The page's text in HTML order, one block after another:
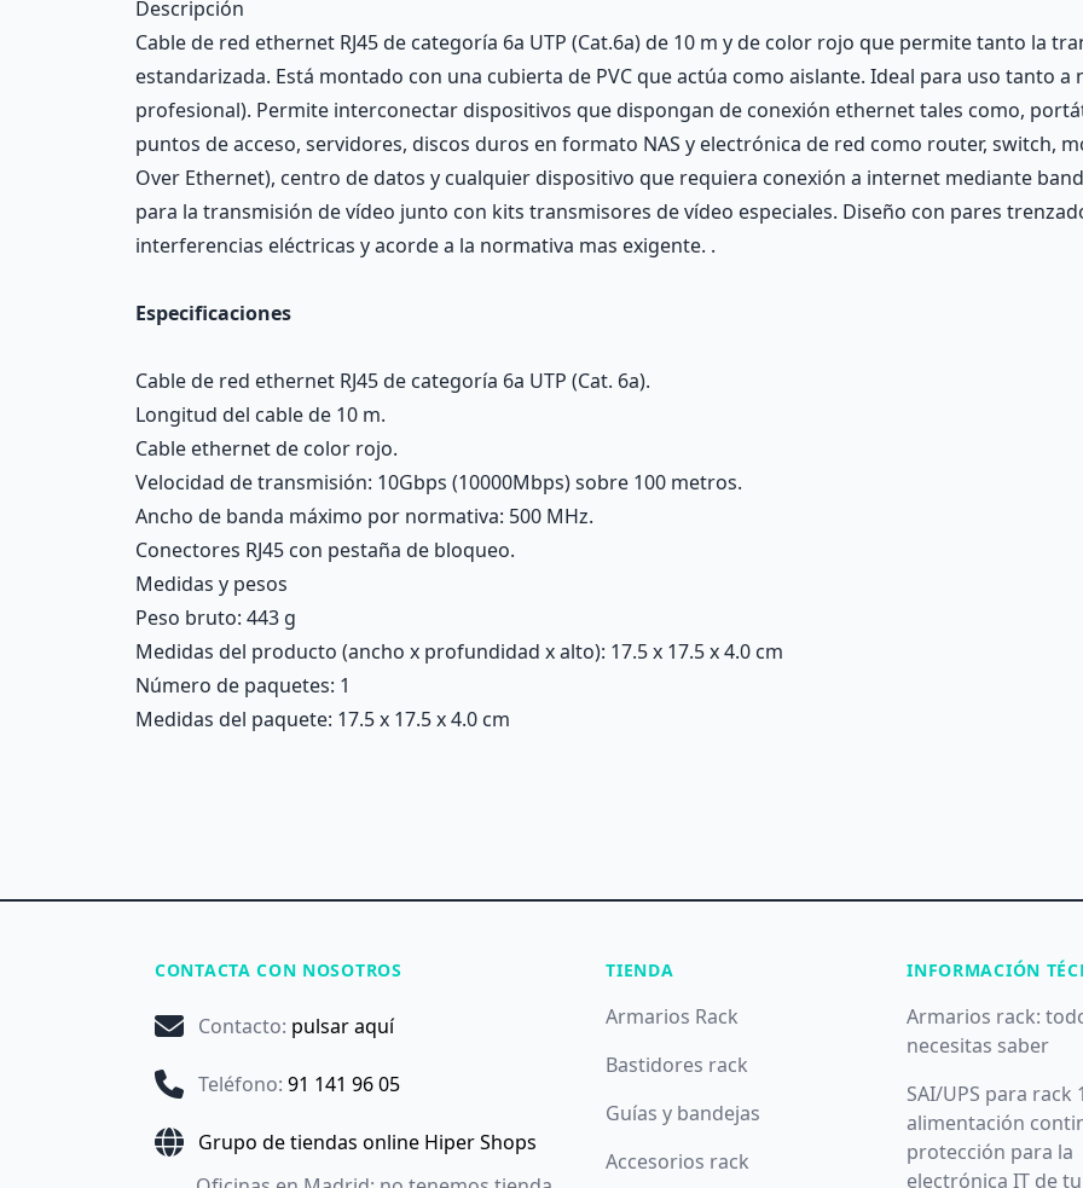
Descripción
Cable de red ethernet RJ45 de categoría 6a UTP (Cat.6a) de 10 m y de color rojo que permite tanto la
estandarizada. Está montado con una cubierta de PVC que actúa como aislante. Ideal para uso tanto
profesional). Permite interconectar dispositivos que dispongan de conexión ethernet tales como,
puntos de acceso, servidores, discos duros en formato NAS y electrónica de red como router, switch,
Over Ethernet), centro de datos y cualquier dispositivo que requiera conexión a internet mediante
para la transmisión de vídeo junto con kits transmisores de vídeo especiales. Diseño con pares
interferencias eléctricas y acorde a la normativa mas exigente. .
Especificaciones
Cable de red ethernet RJ45 de categoría 6a UTP (Cat. 6a).
Longitud del cable de 10 m.
Cable ethernet de color rojo.
Velocidad de transmisión: 10Gbps (10000Mbps) sobre 100 metros.
Ancho de banda máximo por normativa: 500 MHz.
Conectores RJ45 con pestaña de bloqueo.
Medidas y pesos
Peso bruto: 443 g
Medidas del producto (ancho x profundidad x alto): 17.5 x 17.5 x 4.0 cm
Número de paquetes: 1
Medidas del paquete: 17.5 x 17.5 x 4.0 cm
CONTACTA CON NOSOTROS
Contacto: pulsar aquí
Teléfono: 91 141 96 05
Grupo de tiendas online Hiper Shops
TIENDA
Armarios Rack
Bastidores rack
Guías y bandejas
Accesorios rack
INFORMACIÓN
Armarios rack:
necesitas saber
SAI/UPS para rack
alimentación
protección para la
electrónica IT de